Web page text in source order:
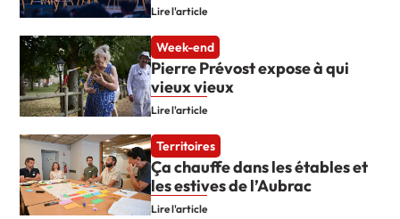
Lire l'article
Week-end
Pierre Prévost expose à qui
vieux vieux
Lire l'article
Territoires
Ça chauffe dans les étables et
les estives de l’Aubrac
Lire l'article